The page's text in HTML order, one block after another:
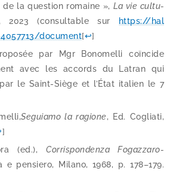
de la ques­tion romaine », La vie cultu­
, 2023 (consul­table sur https://​hal​
​d​o​c​u​m​ent[↩]
par Mgr Bonomelli coïn­cide
avec les accords du Latran qui
le Saint-​Siège et l’État ita­lien le 7
Seguiamo la ragione, Ed. Cogliati,
]
(ed.), Corrispondenza Fogazzaro-​
e pen­sie­ro, Milano, 1968, p. 178–179.